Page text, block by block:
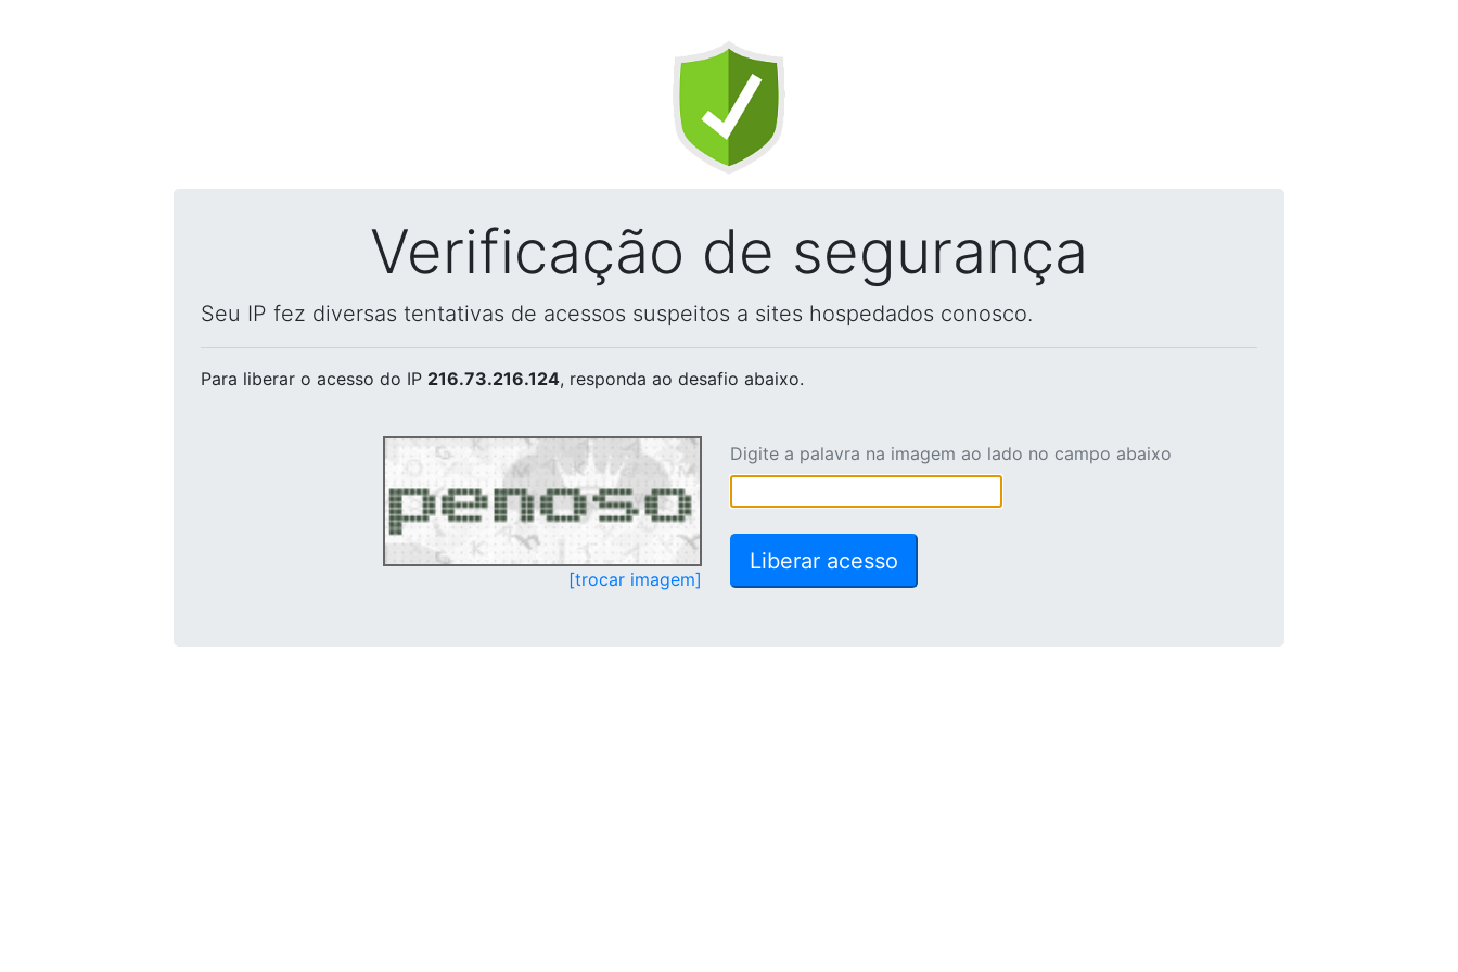
Verificação de segurança
Seu IP fez diversas tentativas de acessos suspeitos a sites hospedados conosco.
Para liberar o acesso do IP 216.73.216.124, responda ao desafio abaixo.
[trocar imagem]
Digite a palavra na imagem ao lado no campo abaixo